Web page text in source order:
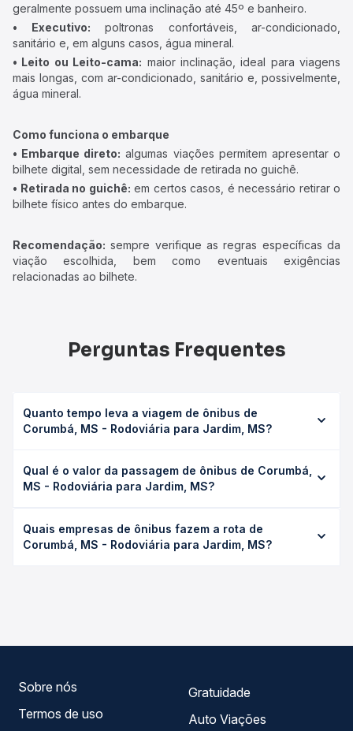
geralmente possuem uma inclinação até 45º e banheiro.
• Executivo: poltronas confortáveis, ar-condicionado,
sanitário e, em alguns casos, água mineral.
• Leito ou Leito-cama: maior inclinação, ideal para viagens
mais longas, com ar-condicionado, sanitário e, possivelmente,
água mineral.
Como funciona o embarque
• Embarque direto: algumas viações permitem apresentar o
bilhete digital, sem necessidade de retirada no guichê.
• Retirada no guichê: em certos casos, é necessário retirar o
bilhete físico antes do embarque.
Recomendação: sempre verifique as regras específicas da
viação escolhida, bem como eventuais exigências
relacionadas ao bilhete.
Perguntas Frequentes
Quanto tempo leva a viagem de ônibus de
Corumbá, MS - Rodoviária para Jardim, MS?
Jardim, MS leva em média 7h, podendo variar conforme a
viação, o tipo de serviço (convencional, executivo ou
exata de cada opção na data desejada.
Qual é o valor da passagem de ônibus de Corumbá,
MS - Rodoviária para Jardim, MS?
Rodoviária para Jardim, MS custa em média R$ 214,00 e
varia conforme a data da viagem, a empresa, o tipo de
Quais empresas de ônibus fazem a rota de
Corumbá, MS - Rodoviária para Jardim, MS?
Sobre nós
Termos de uso
Gratuidade
Auto Viações